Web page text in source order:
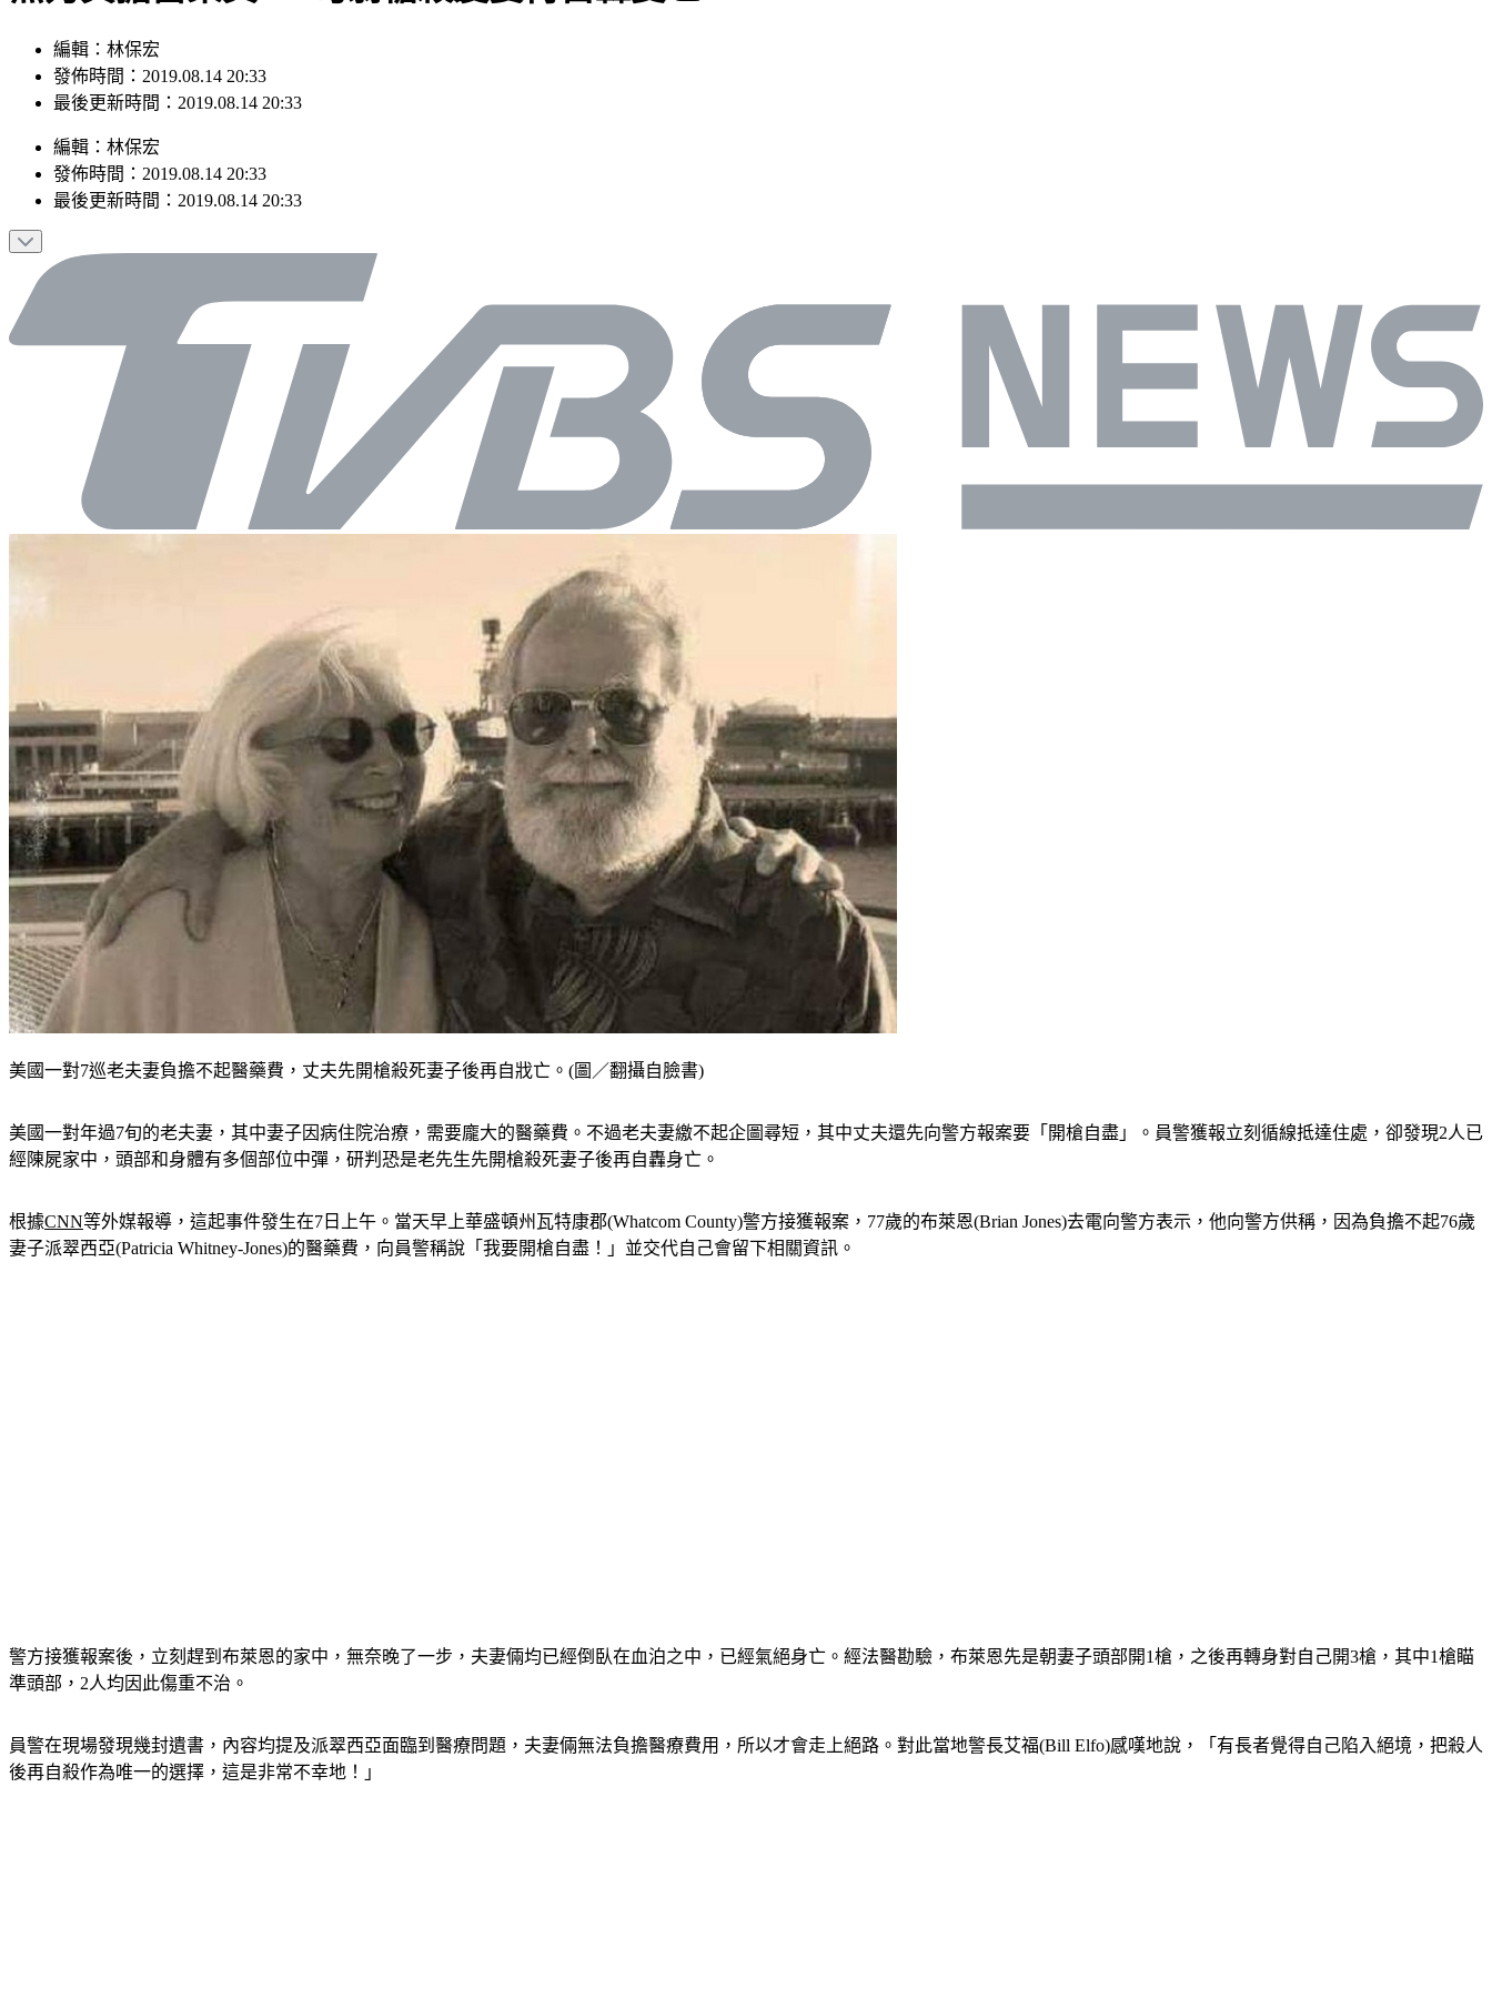
編輯：林保宏
發佈時間：2019.08.14 20:33
最後更新時間：2019.08.14 20:33
編輯 ： 林保宏
發佈時間： 2019.08.14 20:33
最後更新時間： 2019.08.14 20:33
美國一對7巡老夫妻負擔不起醫藥費，丈夫先開槍殺死妻子後再自戕亡。(圖／翻攝自臉書)
美國一對年過7旬的老夫妻，其中妻子因病住院治療，需要龐大的醫藥費。不過老夫妻繳不起企圖尋短，其中丈夫還先向警方報案要「開槍自盡」。 員警獲報立刻循線抵達住處，卻發現2人已
經陳屍家中，頭部和身體有多個部位中彈，研判恐是老先生先開槍殺死妻子後再自轟身亡。
根據CNN等外媒報導，這起事件發生在7日上午。當天早上華盛頓州瓦特康郡(Whatcom County)警方接獲報案，77歲的布萊恩(Brian Jones)去電向警方表示，他向警方供稱，因為負擔不起76歲
妻子派翠西亞(Patricia Whitney-Jones)的醫藥費，向員警稱說「我要開槍自盡！」並交代自己會留下相關資訊。
警方接獲報案後，立刻趕到布萊恩的家中，無奈晚了一步，夫妻倆均已經倒臥在血泊之中，已經氣絕身亡。 經法醫勘驗，布萊恩先是朝妻子頭部開1槍，之後再轉身對自己開3槍，其中1槍瞄
準頭部，2人均因此傷重不治。
員警在現場發現幾封遺書，內容均提及派翠西亞面臨到醫療問題，夫妻倆無法負擔醫療費用，所以才會走上絕路。對此當地警長艾福(Bill Elfo)感嘆地說，「有長者覺得自己陷入絕境，把殺人
後再自殺作為唯一的選擇，這是非常不幸地！」